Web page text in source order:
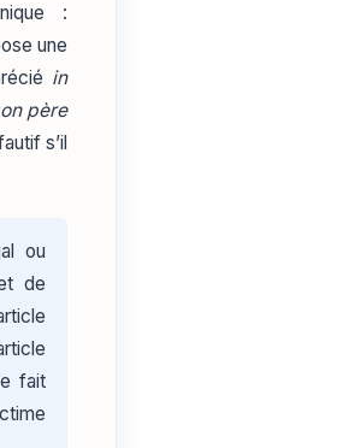
:
une
in
père
s’il
ou
de
fait